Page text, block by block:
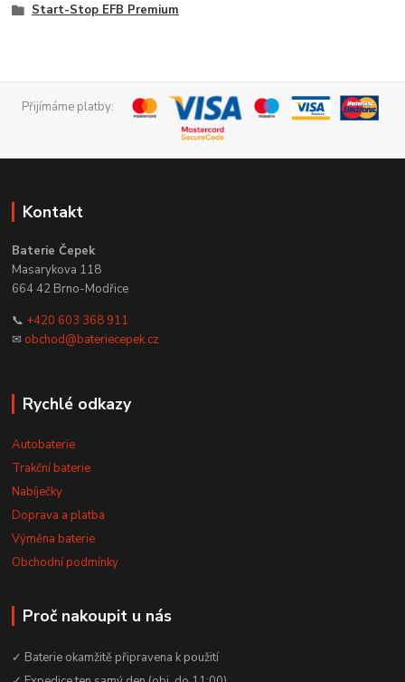
Start-Stop EFB Premium
Přijímáme platby:
Kontakt
Baterie Čepek
Masarykova 118
664 42 Brno-Modřice
📞 +420 603 368 911
✉ obchod@bateriecepek.cz
Rychlé odkazy
Autobaterie
Trakční baterie
Nabíječky
Doprava a platba
Výměna baterie
Obchodní podmínky
Proč nakoupit u nás
✓ Baterie okamžitě připravena k použití